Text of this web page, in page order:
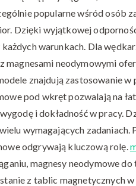
popularne wśród osób
Dzięki wyjątkowej
każdych warunkach. Dla
magnesami neodymowymi
znajdują zastosowanie
pod wkręt pozwalają na
i dokładność w pracy.
wymagających
odgrywają kluczową rolę.
magnesy neodymowe
z tablic magnetycznych